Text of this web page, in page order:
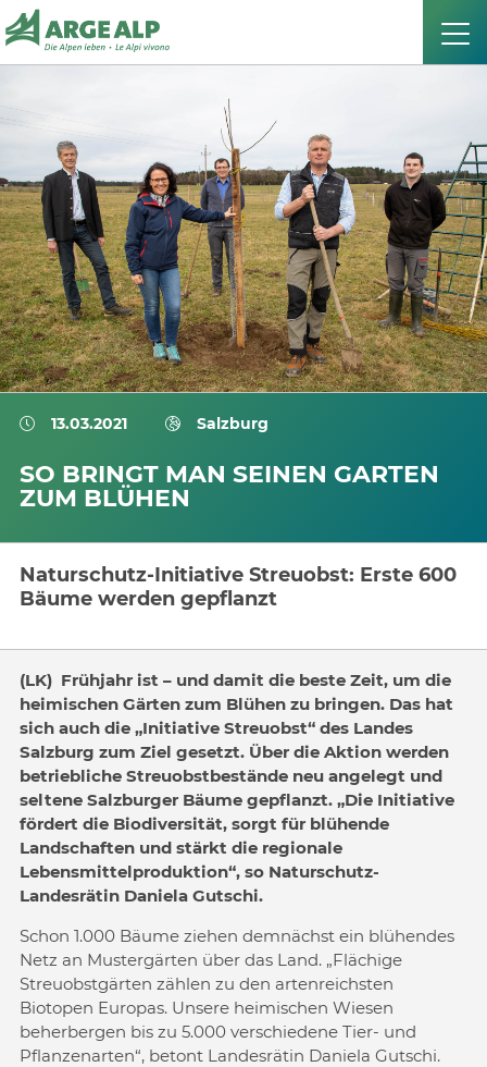
13.03.2021 Salzburg
SO BRINGT MAN SEINEN GARTEN
ZUM BLÜHEN
Naturschutz-Initiative Streuobst: Erste 600
Bäume werden gepflanzt
(LK) Frühjahr ist – und damit die beste Zeit, um die
heimischen Gärten zum Blühen zu bringen. Das hat
sich auch die „Initiative Streuobst“ des Landes
Salzburg zum Ziel gesetzt. Über die Aktion werden
betriebliche Streuobstbestände neu angelegt und
seltene Salzburger Bäume gepflanzt. „Die Initiative
fördert die Biodiversität, sorgt für blühende
Landschaften und stärkt die regionale
Lebensmittelproduktion“, so Naturschutz-
Landesrätin Daniela Gutschi.
Schon 1.000 Bäume ziehen demnächst ein blühendes
Netz an Mustergärten über das Land. „Flächige
Streuobstgärten zählen zu den artenreichsten
Biotopen Europas. Unsere heimischen Wiesen
beherbergen bis zu 5.000 verschiedene Tier- und
Pflanzenarten“, betont Landesrätin Daniela Gutschi.